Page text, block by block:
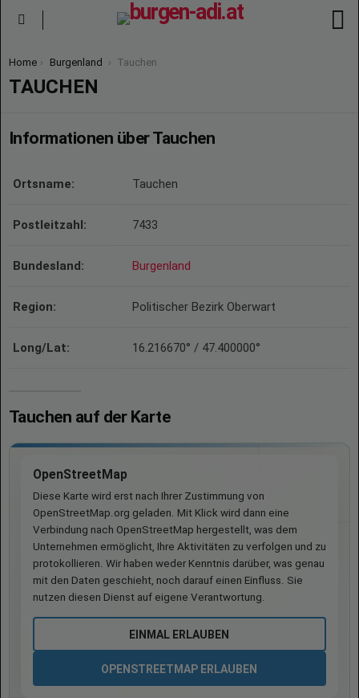
You are here:
Home Burgenland Tauchen
TAUCHEN
Informationen über Tauchen
Ortsname: Tauchen
Postleitzahl: 7433
Bundesland: Burgenland
Region: Politischer Bezirk Oberwart
Long/Lat: 16.216670° / 47.400000°
Tauchen auf der Karte
OpenStreetMap
Diese Karte wird erst nach Ihrer Zustimmung von
OpenStreetMap.org geladen. Mit Klick wird dann eine
Verbindung nach OpenStreetMap hergestellt, was dem
Unternehmen ermöglicht, Ihre Aktivitäten zu verfolgen und zu
protokollieren. Wir haben weder Kenntnis darüber, was genau
mit den Daten geschieht, noch darauf einen Einfluss. Sie
nutzen diesen Dienst auf eigene Verantwortung.
EINMAL ERLAUBEN
OPENSTREETMAP ERLAUBEN